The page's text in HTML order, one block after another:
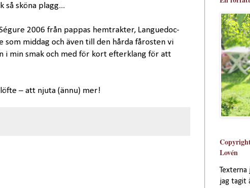
så sköna plagg...
2006 från pappas hemtrakter, Languedoc-
som middag och även till den hårda fårosten vi
i min smak och med för kort efterklang för att
– att njuta (ännu) mer!
Lovén
Texterna
jag tagit